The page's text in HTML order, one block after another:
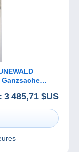
Ganzsache
3 485,71 $US